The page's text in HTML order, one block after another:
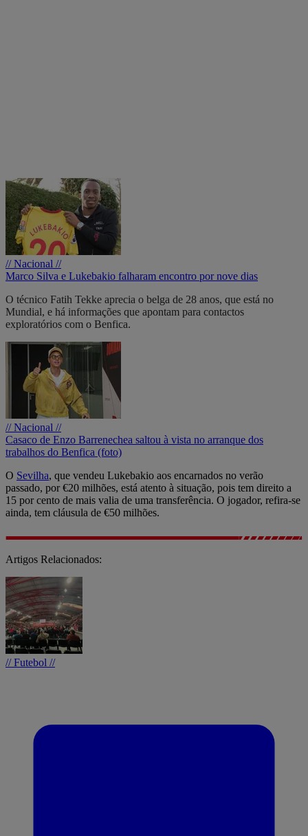
// Nacional //
Marco Silva e Lukebakio falharam encontro por nove dias
O técnico Fatih Tekke aprecia o belga de 28 anos, que está no
Mundial, e há informações que apontam para contactos
exploratórios com o Benfica.
// Nacional //
Casaco de Enzo Barrenechea saltou à vista no arranque dos
trabalhos do Benfica (foto)
O Sevilha, que vendeu Lukebakio aos encarnados no verão
passado, por €20 milhões, está atento à situação, pois tem direito a
15 por cento de mais valia de uma transferência. O jogador, refira-se
ainda, tem cláusula de €50 milhões.
Artigos Relacionados:
// Futebol //